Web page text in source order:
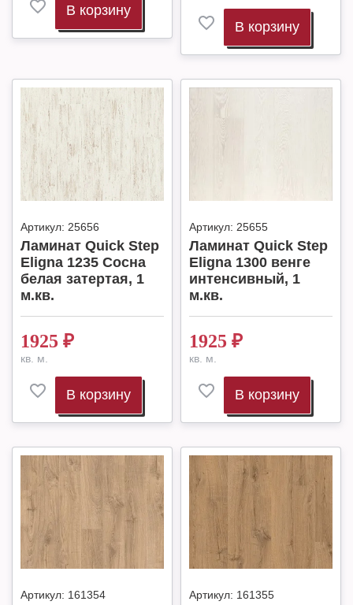
В корзину
В корзину
Артикул: 25656
Ламинат Quick Step
Eligna 1235 Сосна
белая затертая, 1
м.кв.
1925 ₽
кв. м.
В корзину
Артикул: 25655
Ламинат Quick Step
Eligna 1300 венге
интенсивный, 1
м.кв.
1925 ₽
кв. м.
В корзину
Артикул: 161354 Артикул: 161355